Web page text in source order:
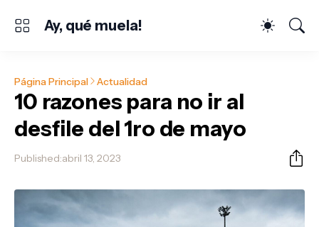
Ay, qué muela!
Página Principal Actualidad
10 razones para no ir al
desfile del 1ro de mayo
Published:abril 13, 2023